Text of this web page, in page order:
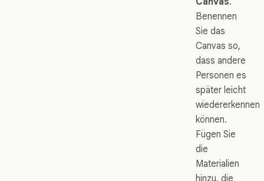
Benennen
Sie das
Canvas so,
dass andere
Personen es
später leicht
wiedererkennen
können.
Fügen Sie
die
Materialien
hinzu, die